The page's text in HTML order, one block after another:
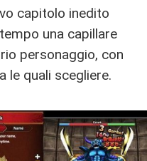
capitolo inedito
una capillare
personaggio, con
le quali scegliere.